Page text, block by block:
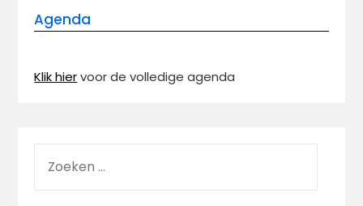
Agenda
Klik hiervoor de volledige agenda